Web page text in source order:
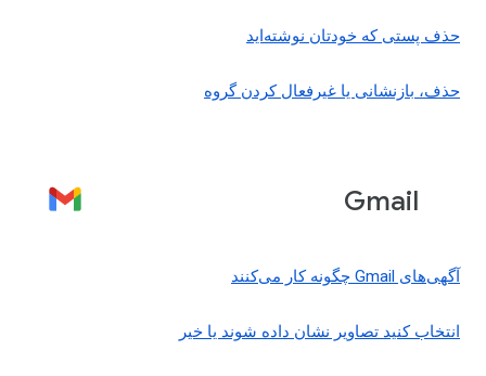
حذف پستی که خودتان نوشته‌اید
حذف، بازنشانی یا غیرفعال کردن گروه
Gmail
آگهی‌های Gmail چگونه کار می‌کنند
انتخاب کنید تصاویر نشان داده شوند یا خیر